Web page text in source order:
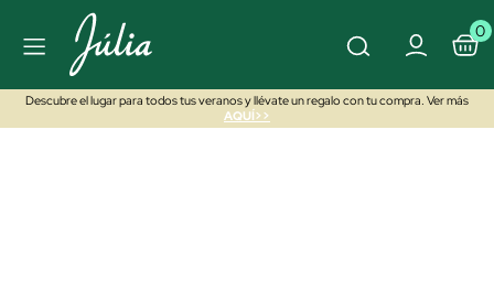
0
Descubre el lugar para todos tus veranos y llévate un regalo con tu compra. Ver más
AQUÍ>>